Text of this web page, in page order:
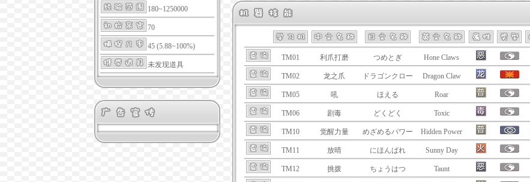
180~1250000
70
45 (5.88~100%)
未发现道具
TM01 利爪打磨 つめとぎ Hone Claws
TM02 龙之爪 ドラゴンクロー Dragon Claw
TM05 吼 ほえる Roar
TM06 剧毒 どくどく Toxic
TM10 觉醒力量 めざめるパワー Hidden Power
TM11 放晴 にほんばれ Sunny Day
TM12 挑拨 ちょうはつ Taunt